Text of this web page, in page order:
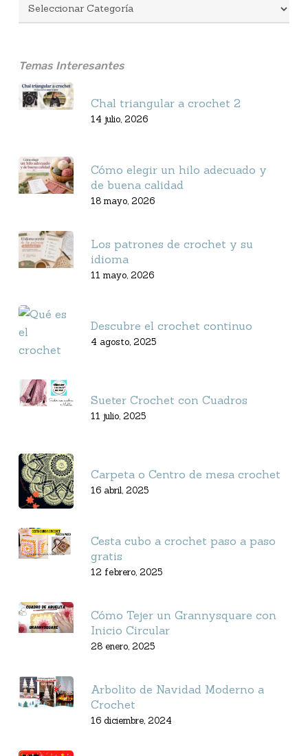
Temas Interesantes
Chal triangular a crochet 2
14 julio, 2026
Cómo elegir un hilo adecuado y
de buena calidad
18 mayo, 2026
Los patrones de crochet y su
idioma
11 mayo, 2026
Descubre el crochet continuo
4 agosto, 2025
Sueter Crochet con Cuadros
11 julio, 2025
Carpeta o Centro de mesa crochet
16 abril, 2025
Cesta cubo a crochet paso a paso
gratis
12 febrero, 2025
Cómo Tejer un Grannysquare con
Inicio Circular
28 enero, 2025
Arbolito de Navidad Moderno a
Crochet
16 diciembre, 2024